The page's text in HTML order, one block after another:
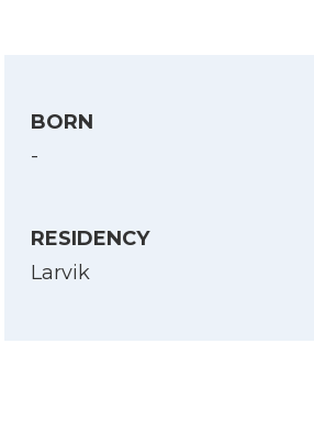
BORN
-
RESIDENCY
Larvik